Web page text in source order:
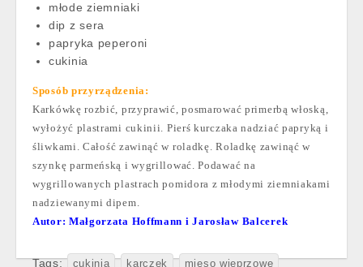
młode ziemniaki
dip z sera
papryka peperoni
cukinia
Sposób przyrządzenia:
Karkówkę rozbić, przyprawić, posmarować primerbą włoską,
wyłożyć plastrami cukinii. Pierś kurczaka nadziać papryką i
śliwkami. Całość zawinąć w roladkę. Roladkę zawinąć w
szynkę parmeńską i wygrillować. Podawać na
wygrillowanych plastrach pomidora z młodymi ziemniakami
nadziewanymi dipem.
Autor: Małgorzata Hoffmann i Jarosław Balcerek
Tags: cukinia karczek mięso wieprzowe